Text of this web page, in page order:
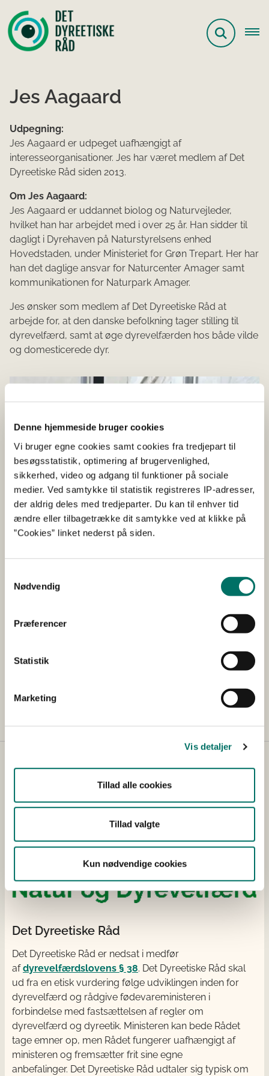
Denne hjemmeside bruger cookies
Vi bruger egne cookies samt cookies fra tredjepart til
besøgsstatistik, optimering af brugervenlighed,
sikkerhed, video og adgang til funktioner på sociale
medier. Ved samtykke til statistik registreres IP-adresser,
der aldrig deles med tredjeparter. Du kan til enhver tid
ændre eller tilbagetrække dit samtykke ved at klikke på
”Cookies” linket nederst på siden.
Nødvendig
Præferencer
Statistik
Marketing
Vis detaljer
Tillad alle cookies
Tillad valgte
Kun nødvendige cookies
Jes Aagaard
Udpegning:
Jes Aagaard er udpeget uafhængigt af
interesseorganisationer. Jes har været medlem af Det
Dyreetiske Råd siden 2013.
Om Jes Aagaard:
Jes Aagaard er uddannet biolog og Naturvejleder,
hvilket han har arbejdet med i over 25 år. Han sidder til
dagligt i Dyrehaven på Naturstyrelsens enhed
Hovedstaden, under Ministeriet for Grøn Trepart. Her har
han det daglige ansvar for Naturcenter Amager samt
kommunikationen for Naturpark Amager.
Jes ønsker som medlem af Det Dyreetiske Råd at
arbejde for, at den danske befolkning tager stilling til
dyrevelfærd, samt at øge dyrevelfærden hos både vilde
og domesticerede dyr.
Det Dyreetiske Råd
Det Dyreetiske Råd er nedsat i medfør
afdyrevelfærdslovens § 38. Det Dyreetiske Råd skal
ud fra en etisk vurdering følge udviklingen inden for
dyrevelfærd og rådgive fødevareministeren i
forbindelse med fastsættelsen af regler om
dyrevelfærd og dyreetik. Ministeren kan bede Rådet
tage emner op, men Rådet fungerer uafhængigt af
ministeren og fremsætter frit sine egne
anbefalinger. Det Dyreetiske Råd udtaler sig typisk om